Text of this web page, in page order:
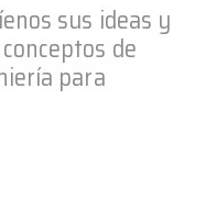
sus ideas y
de
para